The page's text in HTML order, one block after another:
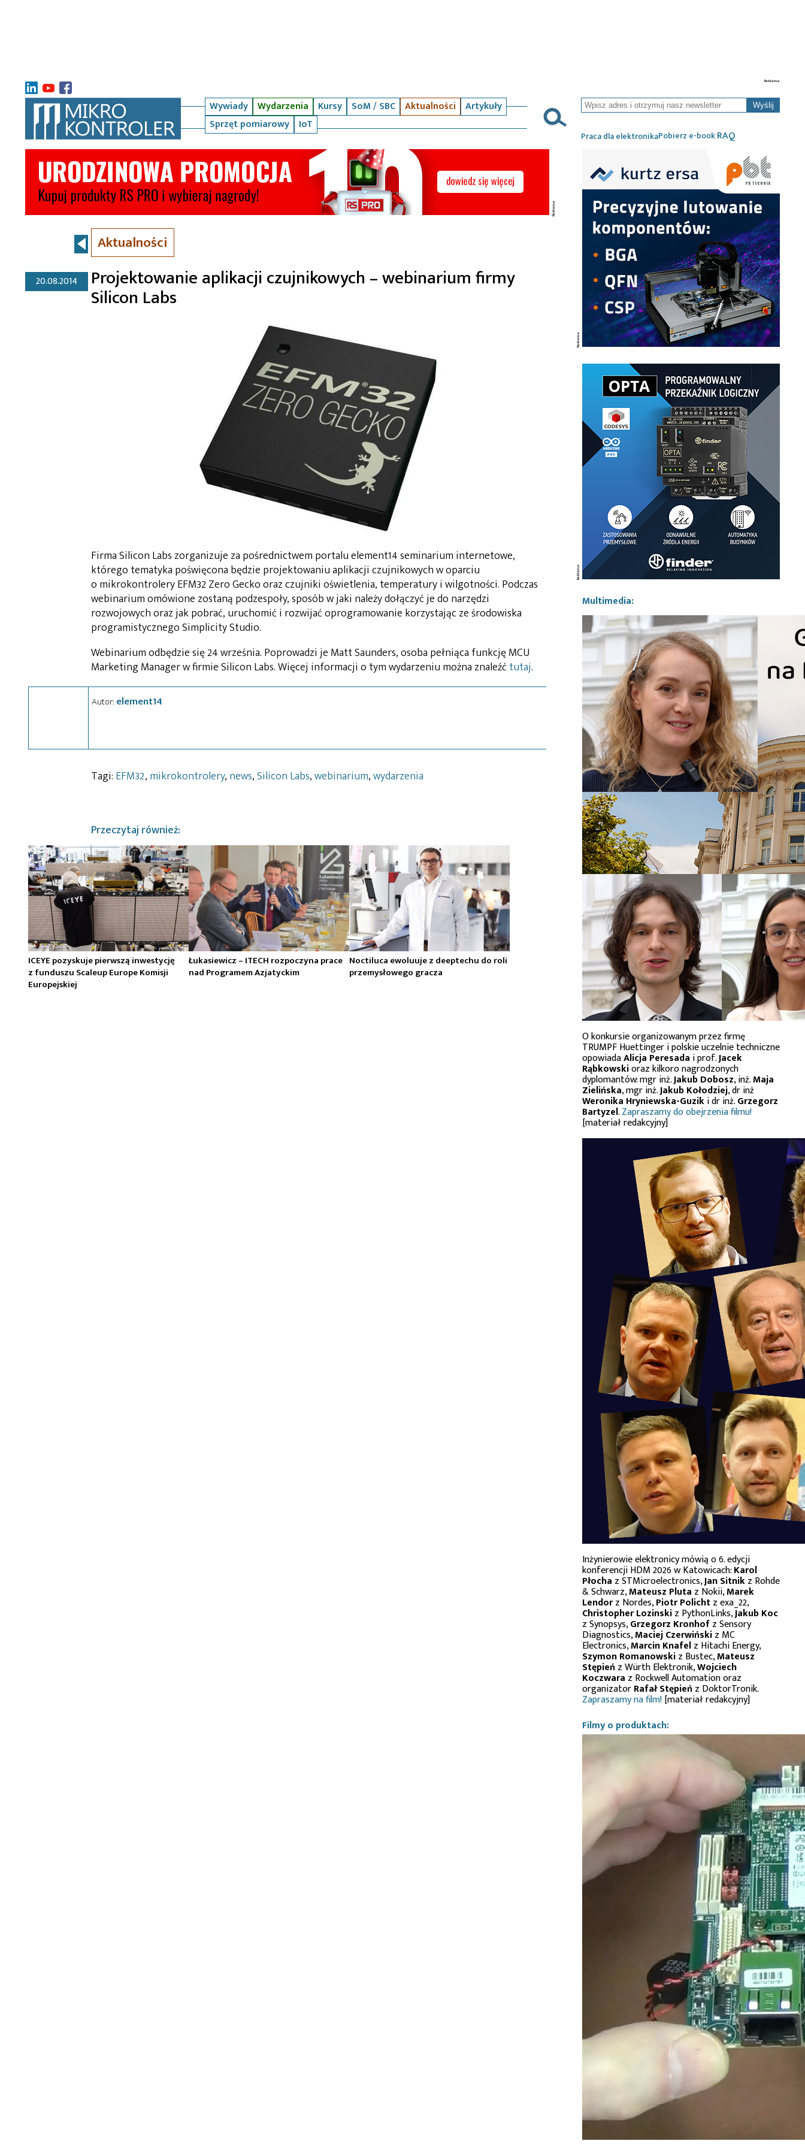
Wywiady Wydarzenia Kursy SoM / SBC Aktualności
Artykuły
Sprzęt pomiarowy
IoT
Wyślij
Praca dla elektronikaPobierz e-bookRAQ
Aktualności
20.08.2014 Projektowanie aplikacji czujnikowych – webinarium firmy
Silicon Labs
Firma Silicon Labs zorganizuje za pośrednictwem portalu element14 seminarium internetowe,
którego tematyka poświęcona będzie projektowaniu aplikacji czujnikowych w oparciu
o mikrokontrolery EFM32 Zero Gecko oraz czujniki oświetlenia, temperatury i wilgotności. Podczas
webinarium omówione zostaną podzespoły, sposób w jaki należy dołączyć je do narzędzi
rozwojowych oraz jak pobrać, uruchomić i rozwijać oprogramowanie korzystając ze środowiska
programistycznego Simplicity Studio.
Webinarium odbędzie się 24 września. Poprowadzi je Matt Saunders, osoba pełniąca funkcję MCU
Marketing Manager w firmie Silicon Labs. Więcej informacji o tym wydarzeniu można znaleźćtutaj.
Autor: element14
Tagi: EFM32, mikrokontrolery, news,Silicon Labs,webinarium,wydarzenia
Przeczytaj również:
ICEYE pozyskuje pierwszą inwestycję
z funduszu Scaleup Europe Komisji
Europejskiej
Łukasiewicz – ITECH rozpoczyna prace
nad Programem Azjatyckim
Noctiluca ewoluuje z deeptechu do roli
przemysłowego gracza
Multimedia:
O konkursie organizowanym przez firmę
TRUMPF Huettinger i polskie uczelnie techniczne
opowiadaAlicja Peresada i prof.Jacek
Rąbkowskioraz kilkoro nagrodzonych
dyplomantów: mgr inż.Jakub Dobosz, inż.Maja
Zielińska, mgr inż.Jakub Kołodziej, dr inż
Weronika Hryniewska-Guziki dr inż.Grzegorz
Bartyzel.Zapraszamy do obejrzenia filmu!
[materiał redakcyjny]
Inżynierowie elektronicy mówią o 6. edycji
konferencji HDM 2026 w Katowicach:Karol
Płocha z STMicroelectronics,Jan Sitnikz Rohde
& Schwarz,Mateusz Pluta z Nokii,Marek
Lendorz Nordes,Piotr Polichtz exa_22,
Christopher Lozinskiz PythonLinks,Jakub Koc
z Synopsys,Grzegorz Kronhofz Sensory
Diagnostics,Maciej Czerwińskiz MC
Electronics,Marcin Knafelz Hitachi Energy,
Szymon Romanowskiz Bustec,Mateusz
Stępień z Würth Elektronik,Wojciech
Koczwara z Rockwell Automation oraz
organizatorRafał Stępień z DoktorTronik.
Zapraszamy na film![materiał redakcyjny]
Filmy o produktach: